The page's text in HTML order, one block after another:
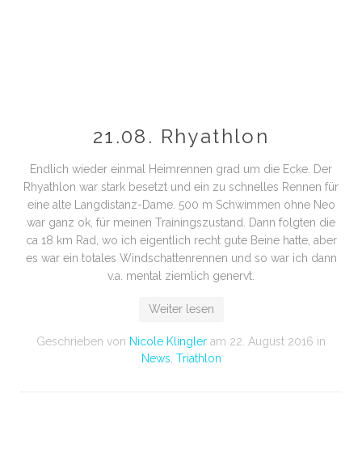
21.08. Rhyathlon
Endlich wieder einmal Heimrennen grad um die Ecke. Der
Rhyathlon war stark besetzt und ein zu schnelles Rennen für
eine alte Langdistanz-Dame. 500 m Schwimmen ohne Neo
war ganz ok, für meinen Trainingszustand. Dann folgten die
ca 18 km Rad, wo ich eigentlich recht gute Beine hatte, aber
es war ein totales Windschattenrennen und so war ich dann
v.a. mental ziemlich genervt.
Weiter lesen
Geschrieben von Nicole Klingler am 22. August 2016 in
News Triathlon